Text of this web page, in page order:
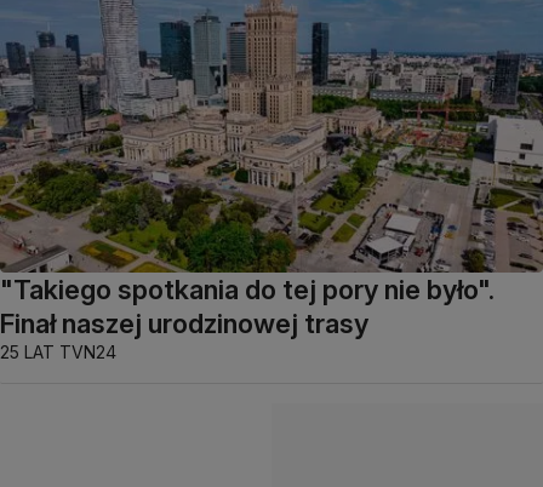
"Takiego spotkania do tej pory nie było".
Finał naszej urodzinowej trasy
25 LAT TVN24